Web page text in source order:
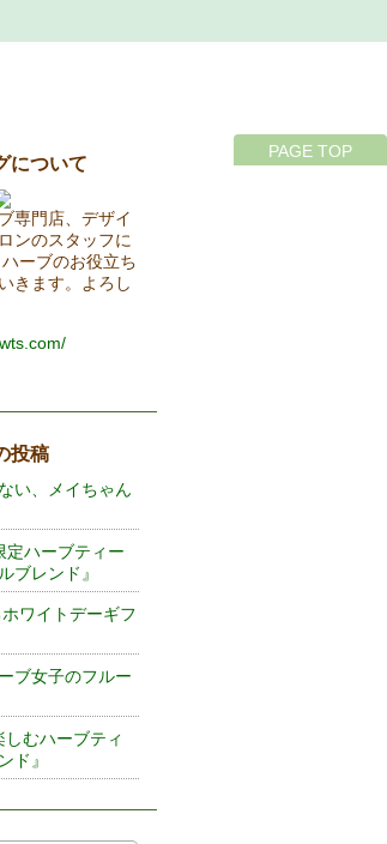
について
専門店、デザイ
ンのスタッフに
ーブのお役立ち
きます。よろし
投稿
い、メイちゃん
定ハーブティー
ブレンド』
ホワイトデーギフ
ブ女子のフルー
むハーブティ
ド』
PAGE TOP